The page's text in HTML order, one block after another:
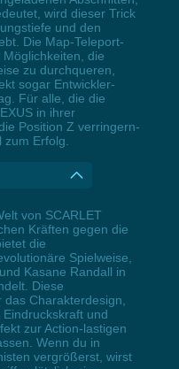
wird dieser Trick
und den
Die Map-Teleport-
die
zu durchqueren,
sogar Entwickler-
Für alle, die die
in ihrer
Position Z verringern-
zum Erfolg.
von SCARLET
Kräften gegen die
die
Spielweise,
Kasane Randall in
Diese
das Charakterdesign,
und
zur Action-lastigen
Wenn du in
vergrößerst, wirst